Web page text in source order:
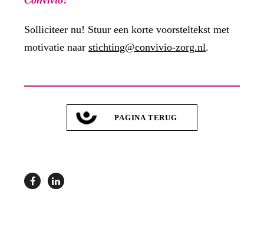
Solliciteer nu! Stuur een korte voorsteltekst met
motivatie naar stichting@convivio-zorg.nl.
PAGINA TERUG